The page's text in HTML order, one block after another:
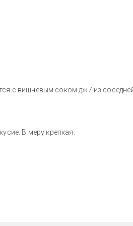
с вишнёвым соком дж7 из
В меру крепкая.